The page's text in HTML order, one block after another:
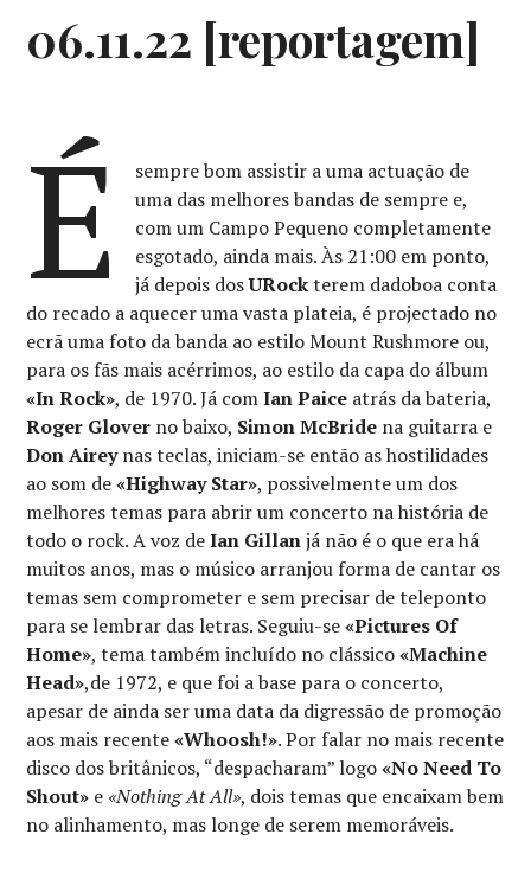
06.11.22 [reportagem]
É
sempre bom assistir a uma actuação de
uma das melhores bandas de sempre e,
com um Campo Pequeno completamente
esgotado, ainda mais. Às 21:00 em ponto,
já depois dosURockterem dadoboa conta
do recado a aquecer uma vasta plateia, é projectado no
ecrã uma foto da banda ao estilo Mount Rushmore ou,
para os fãs mais acérrimos, ao estilo da capa do álbum
«In Rock», de 1970. Já comIan Paice atrás da bateria,
Roger Glover no baixo, Simon McBride na guitarra e
Don Aireynas teclas, iniciam-se então as hostilidades
ao som de«Highway Star», possivelmente um dos
melhores temas para abrir um concerto na história de
todo o rock. A voz deIan Gillanjá não é o que era há
muitos anos, mas o músico arranjou forma de cantar os
temas sem comprometer e sem precisar de teleponto
para se lembrar das letras. Seguiu-se«Pictures Of
Home», tema também incluído no clássico«Machine
Head»,de 1972, e que foi a base para o concerto,
apesar de ainda ser uma data da digressão de promoção
aos mais recente«Whoosh!». Por falar no mais recente
disco dos britânicos, “despacharam” logo«No Need To
Shout» e «Nothing At All», dois temas que encaixam bem
no alinhamento, mas longe de serem memoráveis.